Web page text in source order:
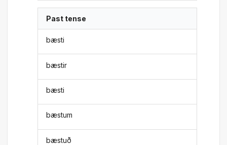
Past tense
bæsti
bæstir
bæsti
bæstum
bæstuð